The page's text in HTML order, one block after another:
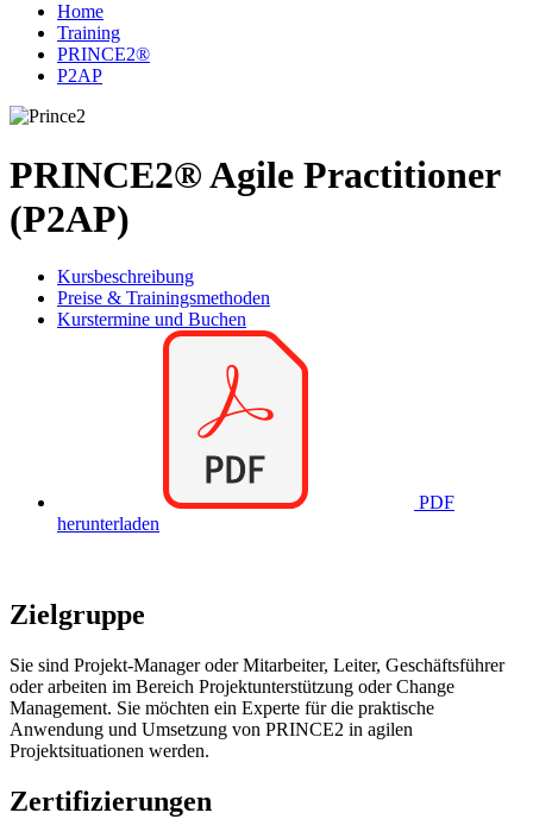
Home
Training
PRINCE2®
P2AP
PRINCE2® Agile Practitioner
(P2AP)
Kursbeschreibung
Preise & Trainingsmethoden
Kurstermine und Buchen
PDF
herunterladen
Zielgruppe
Sie sind Projekt-Manager oder Mitarbeiter, Leiter, Geschäftsführer
oder arbeiten im Bereich Projektunterstützung oder Change
Management. Sie möchten ein Experte für die praktische
Anwendung und Umsetzung von PRINCE2 in agilen
Projektsituationen werden.
Zertifizierungen